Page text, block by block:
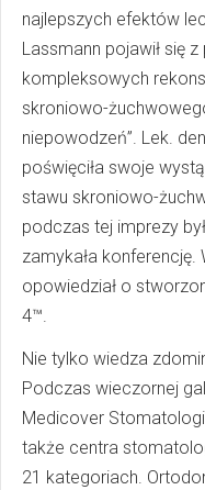
najlepszych efektów
Lassmann pojawił się
kompleksowych
skroniowo-
niepowodzeń”. Lek.
poświęciła swoje
stawu skroniowo-
podczas tej imprezy
zamykała
opowiedział o
4™.
Nie tylko wiedza
Podczas wieczornej
Medicover
także centra
21 kategoriach.